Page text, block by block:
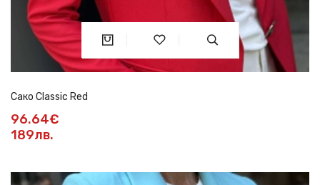
Сако Classic Red
96.64€
189лв.